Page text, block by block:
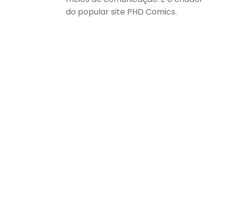
do popular site PHD Comics.